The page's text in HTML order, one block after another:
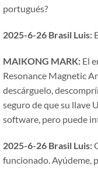
portugués?
2025-6-26 Brasil Luis:
MAIKONG MARK: El
Resonance Magnetic
descárguelo,
seguro de que su llave
software, pero puede
2025-6-26 Brasil Luis:
funcionado. Ayúdeme,